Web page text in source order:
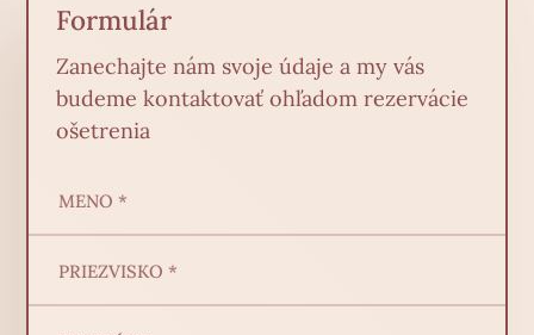
Formulár
Zanechajte nám svoje údaje a my vás
budeme kontaktovať ohľadom rezervácie
ošetrenia